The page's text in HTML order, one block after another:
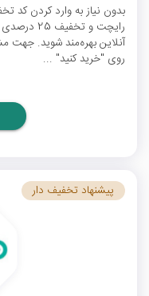
آنلاین بهره‌مند شوید. جهت
روی "خرید کنید" ...
پیشنهاد تخفیف دار